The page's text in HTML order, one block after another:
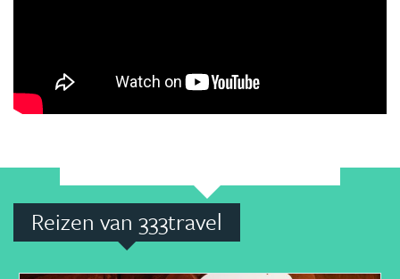
Reizen van 333travel